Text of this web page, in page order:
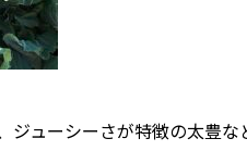
ューシーさが特徴の太豊な